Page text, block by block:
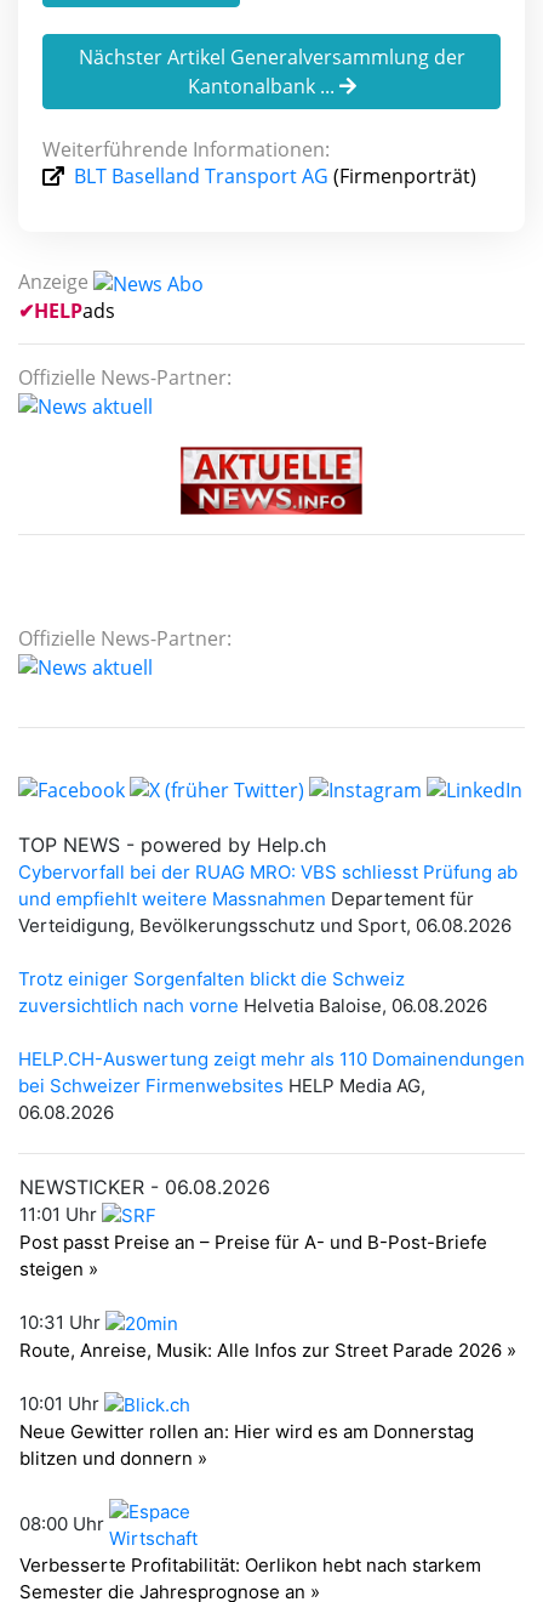
Nächster Artikel Generalversammlung der
Kantonalbank ...
Weiterführende Informationen:
BLT Baselland Transport AG (Firmenporträt)
Anzeige
✔HELPads
Offizielle News-Partner:
Offizielle News-Partner: